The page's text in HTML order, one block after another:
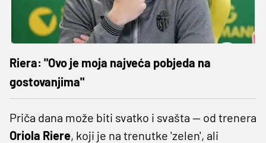
Riera: "Ovo je moja najveća pobjeda na
gostovanjima"
Priča dana može biti svatko i svašta — od trenera
Oriola Riere, koji je na trenutke 'zelen', ali